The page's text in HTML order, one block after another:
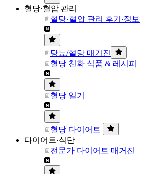
혈당·혈압 관리
혈당·혈압 관리 후기·정보
당뇨/혈당 매거진
혈당 친화 식품 & 레시피
혈당 일기
혈당 다이어트
다이어트·식단
전문가 다이어트 매거진